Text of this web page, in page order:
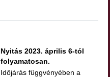
Nyitás 2023. április 6-tól
folyamatosan.
Időjárás függvényében a